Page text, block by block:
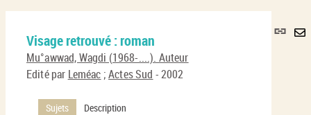
Lien
Visage retrouvé : roman
Mu°awwad, Wagdi (1968-....). Auteur
Edité par Leméac ;Actes Sud - 2002
Sujets Description